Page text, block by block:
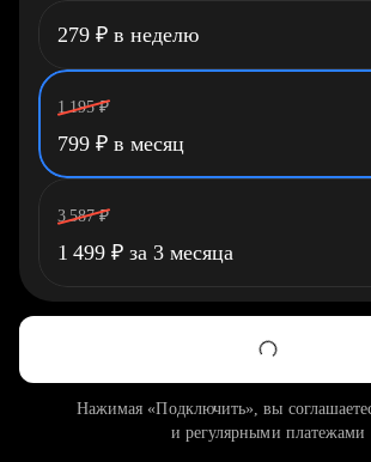
279 ₽ в неделю
1 195 ₽
799 ₽ в месяц
3 587 ₽
1 499 ₽ за 3 месяца
Нажимая «Подключить», вы
и регулярными платежами